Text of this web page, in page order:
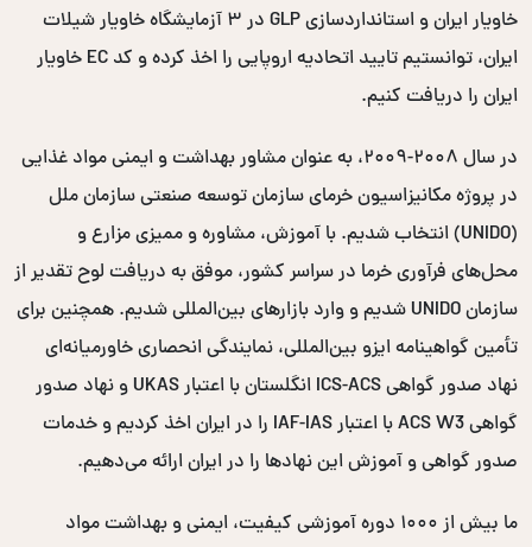
خاویار ایران و استانداردسازی GLP در ۳ آزمایشگاه خاویار شیلات
ایران، توانستیم تایید اتحادیه اروپایی را اخذ کرده و کد EC خاویار
ایران را دریافت کنیم.
در سال ۲۰۰۸-۲۰۰۹، به عنوان مشاور بهداشت و ایمنی مواد غذایی
در پروژه مکانیزاسیون خرمای سازمان توسعه صنعتی سازمان ملل
(UNIDO) انتخاب شدیم. با آموزش، مشاوره و ممیزی مزارع و
محل‌های فرآوری خرما در سراسر کشور، موفق به دریافت لوح تقدیر از
سازمان UNIDO شدیم و وارد بازارهای بین‌المللی شدیم. همچنین برای
تأمین گواهینامه ایزو بین‌المللی، نمایندگی انحصاری خاورمیانه‌ای
نهاد صدور گواهی ICS-ACS انگلستان با اعتبار UKAS و نهاد صدور
گواهی ACS W3 با اعتبار IAF-IAS را در ایران اخذ کردیم و خدمات
صدور گواهی و آموزش این نهادها را در ایران ارائه می‌دهیم.
ما بیش از ۱۰۰۰ دوره آموزشی کیفیت، ایمنی و بهداشت مواد